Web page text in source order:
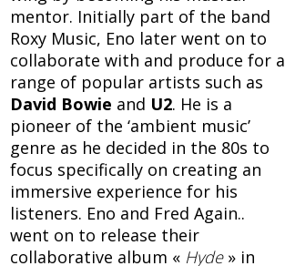
mentor. Initially part of the band
Roxy Music, Eno later went on to
collaborate with and produce for a
range of popular artists such as
David Bowie and U2. He is a
pioneer of the ‘ambient music’
genre as he decided in the 80s to
focus specifically on creating an
immersive experience for his
listeners. Eno and Fred Again..
went on to release their
collaborative album « Hyde» in